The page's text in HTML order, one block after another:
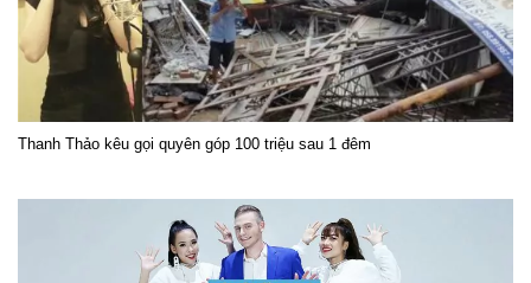
Thanh Thảo kêu gọi quyên góp 100 triệu sau 1 đêm